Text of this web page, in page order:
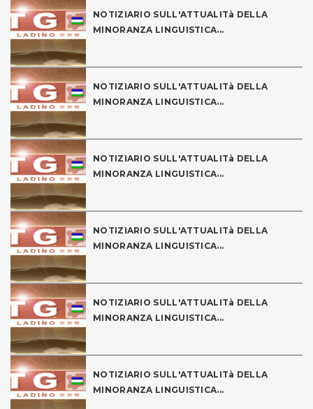
NOTIZIARIO SULL'ATTUALITà DELLA
MINORANZA LINGUISTICA...
NOTIZIARIO SULL'ATTUALITà DELLA
MINORANZA LINGUISTICA...
NOTIZIARIO SULL'ATTUALITà DELLA
MINORANZA LINGUISTICA...
NOTIZIARIO SULL'ATTUALITà DELLA
MINORANZA LINGUISTICA...
NOTIZIARIO SULL'ATTUALITà DELLA
MINORANZA LINGUISTICA...
NOTIZIARIO SULL'ATTUALITà DELLA
MINORANZA LINGUISTICA...